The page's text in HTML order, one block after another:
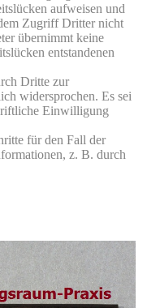
aufweisen und
Zugriff Dritter nicht
übernimmt keine
entstandenen
Dritte zur
widersprochen. Es sei
Einwilligung
für den Fall der
z. B. durch